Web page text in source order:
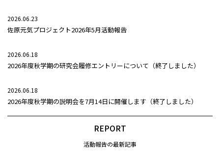
2026.06.23
佐原元気プロジェクト2026年5月活動報告
2026.06.18
2026年度秋学期の研究会履修エントリーについて（終了しました）
2026.06.18
2026年度秋学期の説明会を7月14日に開催します（終了しました）
REPORT
活動報告の最新記事